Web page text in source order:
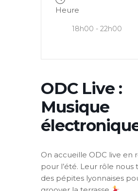
Heure
18h00 - 22h00
ODC Live :
Musique
On accueille ODC live en
pour l’été. Leur rôle nous
des pépites lyonnaises